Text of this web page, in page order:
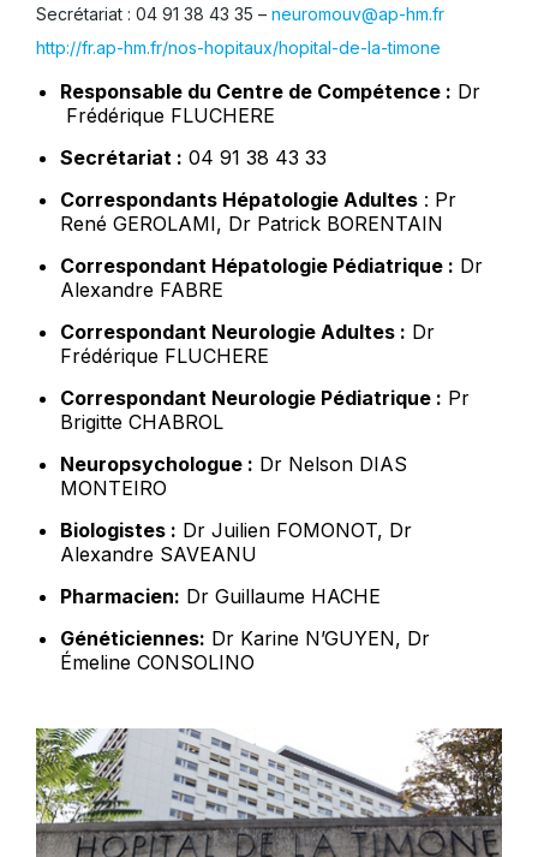
Secrétariat : 04 91 38 43 35 – neuromouv@ap-hm.fr
http://fr.ap-hm.fr/nos-hopitaux/hopital-de-la-timone
Responsable du Centre de Compétence : Dr
Frédérique FLUCHERE
Secrétariat : 04 91 38 43 33
Correspondants Hépatologie Adultes : Pr
René GEROLAMI, Dr Patrick BORENTAIN
Correspondant Hépatologie Pédiatrique : Dr
Alexandre FABRE
Correspondant Neurologie Adultes : Dr
Frédérique FLUCHERE
Correspondant Neurologie Pédiatrique : Pr
Brigitte CHABROL
Neuropsychologue : Dr Nelson DIAS
MONTEIRO
Biologistes : Dr Juilien FOMONOT, Dr
Alexandre SAVEANU
Pharmacien: Dr Guillaume HACHE
Généticiennes: Dr Karine N’GUYEN, Dr
Émeline CONSOLINO